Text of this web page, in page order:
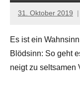
31. Oktober 2019
Anton
Leitner
Es ist ein
Blödsinn: So geht
neigt zu